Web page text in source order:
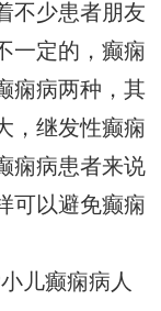
不少患者朋友
一定的，癫痫
痫病两种，其
，继发性癫痫
痫病患者来说
可以避免癫痫
儿癫痫病人